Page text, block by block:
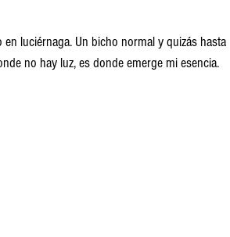
luciérnaga. Un bicho normal y quizás hasta
no hay luz, es donde emerge mi esencia.